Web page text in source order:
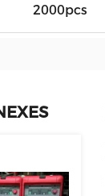
2000pcs